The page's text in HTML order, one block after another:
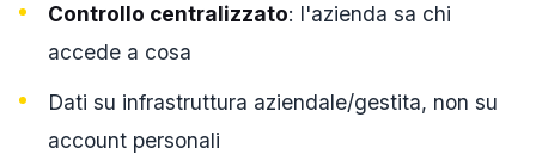
Controllo centralizzato: l'azienda sa chi
accede a cosa
Dati su infrastruttura aziendale/gestita, non su
account personali